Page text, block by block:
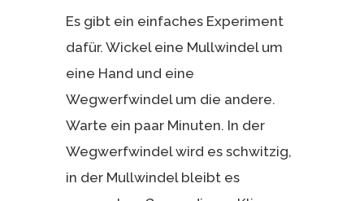
Es gibt ein einfaches Experiment
dafür. Wickel eine Mullwindel um
eine Hand und eine
Wegwerfwindel um die andere.
Warte ein paar Minuten. In der
Wegwerfwindel wird es schwitzig,
in der Mullwindel bleibt es